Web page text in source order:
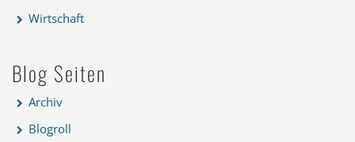
Wirtschaft
Blog Seiten
Archiv
Blogroll